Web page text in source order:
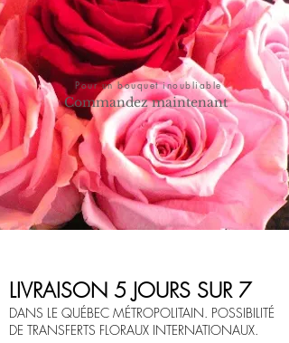
Pour un bouquet inoubliable
Commandez maintenant
LIVRAISON 5 JOURS SUR 7
DANS LE QUÉBEC MÉTROPOLITAIN. POSSIBILITÉ
DE TRANSFERTS FLORAUX INTERNATIONAUX.